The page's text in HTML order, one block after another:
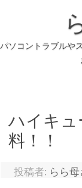
パソコントラブルや
ハイキ
料！！
投稿者: らら